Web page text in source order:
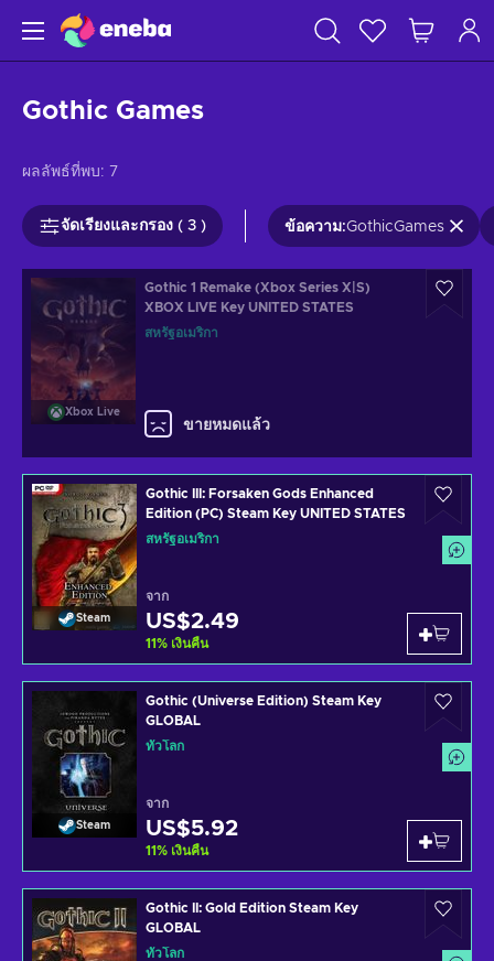
Gothic Games
ผลลัพธ์ที่พบ: 7
จัดเรียงและกรอง ( 3 ) ข้อความ:GothicGames
Xbox Live
Gothic 1 Remake (Xbox Series X|S)
XBOX LIVE Key UNITED STATES
สหรัฐอเมริกา
ขายหมดแล้ว
Steam
Gothic III: Forsaken Gods Enhanced
Edition (PC) Steam Key UNITED STATES
สหรัฐอเมริกา
จาก
US$2.49
11% เงินคืน
Steam
Gothic (Universe Edition) Steam Key
GLOBAL
ทั่วโลก
จาก
US$5.92
11% เงินคืน
Gothic II: Gold Edition Steam Key
GLOBAL
ทั่วโลก